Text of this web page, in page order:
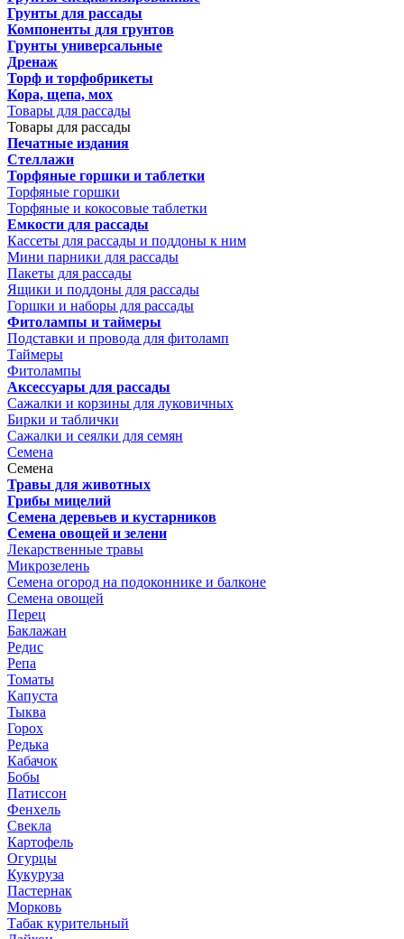
Грунты для рассады
Компоненты для грунтов
Грунты универсальные
Дренаж
Торф и торфобрикеты
Кора, щепа, мох
Товары для рассады
Товары для рассады
Печатные издания
Стеллажи
Торфяные горшки и таблетки
Торфяные горшки
Торфяные и кокосовые таблетки
Емкости для рассады
Кассеты для рассады и поддоны к ним
Мини парники для рассады
Пакеты для рассады
Ящики и поддоны для рассады
Горшки и наборы для рассады
Фитолампы и таймеры
Подставки и провода для фитоламп
Таймеры
Фитолампы
Аксессуары для рассады
Сажалки и корзины для луковичных
Бирки и таблички
Сажалки и сеялки для семян
Семена
Семена
Травы для животных
Грибы мицелий
Семена деревьев и кустарников
Семена овощей и зелени
Лекарственные травы
Микрозелень
Семена огород на подоконнике и балконе
Семена овощей
Перец
Баклажан
Редис
Репа
Томаты
Капуста
Тыква
Горох
Редька
Кабачок
Бобы
Патиссон
Фенхель
Свекла
Картофель
Огурцы
Кукуруза
Пастернак
Морковь
Табак курительный